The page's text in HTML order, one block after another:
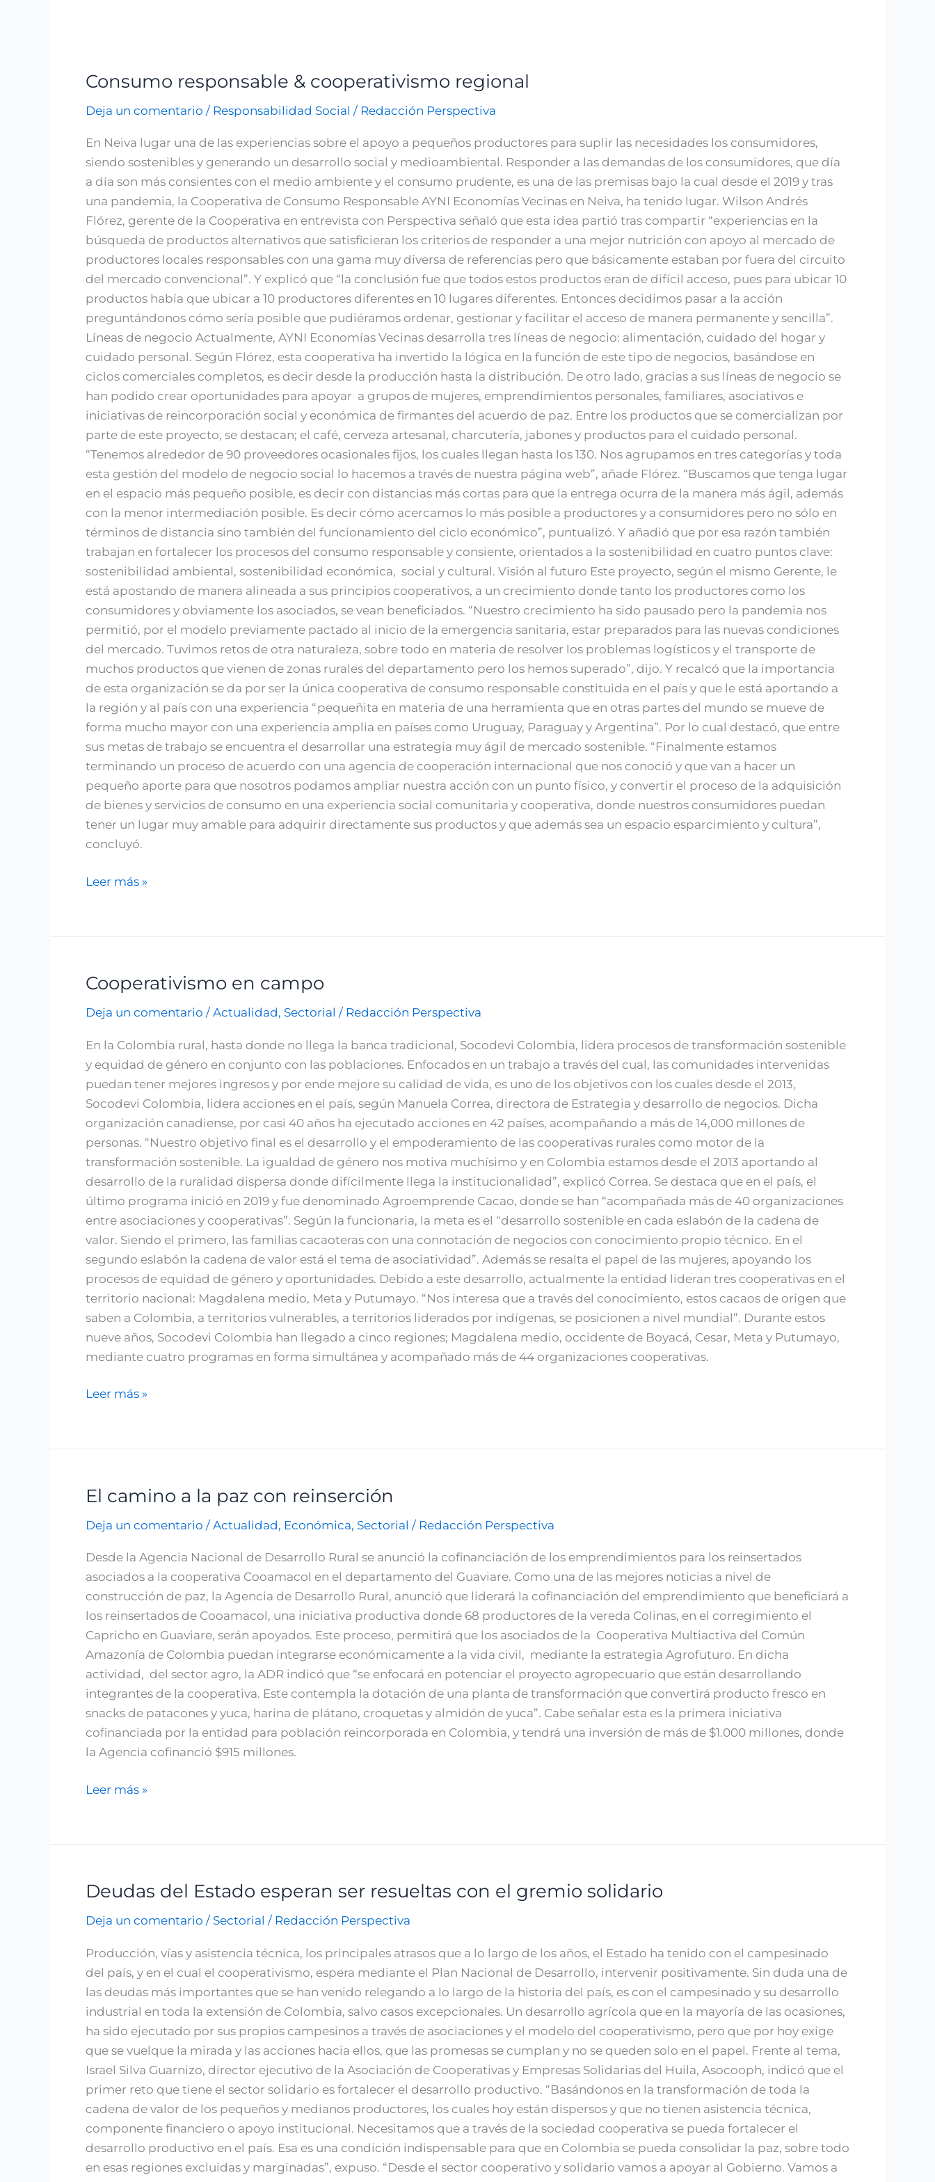
Consumo responsable & cooperativismo regional
Deja un comentario / Responsabilidad Social / Redacción Perspectiva
En Neiva lugar una de las experiencias sobre el apoyo a pequeños productores para suplir las necesidades los consumidores,
siendo sostenibles y generando un desarrollo social y medioambiental. Responder a las demandas de los consumidores, que día
a día son más consientes con el medio ambiente y el consumo prudente, es una de las premisas bajo la cual desde el 2019 y tras
una pandemia, la Cooperativa de Consumo Responsable AYNI Economías Vecinas en Neiva, ha tenido lugar. Wilson Andrés
Flórez, gerente de la Cooperativa en entrevista con Perspectiva señaló que esta idea partió tras compartir “experiencias en la
búsqueda de productos alternativos que satisficieran los criterios de responder a una mejor nutrición con apoyo al mercado de
productores locales responsables con una gama muy diversa de referencias pero que básicamente estaban por fuera del circuito
del mercado convencional”. Y explicó que “la conclusión fue que todos estos productos eran de difícil acceso, pues para ubicar 10
productos había que ubicar a 10 productores diferentes en 10 lugares diferentes. Entonces decidimos pasar a la acción
preguntándonos cómo sería posible que pudiéramos ordenar, gestionar y facilitar el acceso de manera permanente y sencilla”.
Líneas de negocio Actualmente, AYNI Economías Vecinas desarrolla tres líneas de negocio: alimentación, cuidado del hogar y
cuidado personal. Según Flórez, esta cooperativa ha invertido la lógica en la función de este tipo de negocios, basándose en
ciclos comerciales completos, es decir desde la producción hasta la distribución. De otro lado, gracias a sus líneas de negocio se
han podido crear oportunidades para apoyar a grupos de mujeres, emprendimientos personales, familiares, asociativos e
iniciativas de reincorporación social y económica de firmantes del acuerdo de paz. Entre los productos que se comercializan por
parte de este proyecto, se destacan; el café, cerveza artesanal, charcutería, jabones y productos para el cuidado personal.
“Tenemos alrededor de 90 proveedores ocasionales fijos, los cuales llegan hasta los 130. Nos agrupamos en tres categorías y toda
esta gestión del modelo de negocio social lo hacemos a través de nuestra página web”, añade Flórez. “Buscamos que tenga lugar
en el espacio más pequeño posible, es decir con distancias más cortas para que la entrega ocurra de la manera más ágil, además
con la menor intermediación posible. Es decir cómo acercamos lo más posible a productores y a consumidores pero no sólo en
términos de distancia sino también del funcionamiento del ciclo económico”, puntualizó. Y añadió que por esa razón también
trabajan en fortalecer los procesos del consumo responsable y consiente, orientados a la sostenibilidad en cuatro puntos clave:
sostenibilidad ambiental, sostenibilidad económica, social y cultural. Visión al futuro Este proyecto, según el mismo Gerente, le
está apostando de manera alineada a sus principios cooperativos, a un crecimiento donde tanto los productores como los
consumidores y obviamente los asociados, se vean beneficiados. “Nuestro crecimiento ha sido pausado pero la pandemia nos
permitió, por el modelo previamente pactado al inicio de la emergencia sanitaria, estar preparados para las nuevas condiciones
del mercado. Tuvimos retos de otra naturaleza, sobre todo en materia de resolver los problemas logísticos y el transporte de
muchos productos que vienen de zonas rurales del departamento pero los hemos superado”, dijo. Y recalcó que la importancia
de esta organización se da por ser la única cooperativa de consumo responsable constituida en el país y que le está aportando a
la región y al país con una experiencia “pequeñita en materia de una herramienta que en otras partes del mundo se mueve de
forma mucho mayor con una experiencia amplia en países como Uruguay, Paraguay y Argentina”. Por lo cual destacó, que entre
sus metas de trabajo se encuentra el desarrollar una estrategia muy ágil de mercado sostenible. “Finalmente estamos
terminando un proceso de acuerdo con una agencia de cooperación internacional que nos conoció y que van a hacer un
pequeño aporte para que nosotros podamos ampliar nuestra acción con un punto físico, y convertir el proceso de la adquisición
de bienes y servicios de consumo en una experiencia social comunitaria y cooperativa, donde nuestros consumidores puedan
tener un lugar muy amable para adquirir directamente sus productos y que además sea un espacio esparcimiento y cultura”,
concluyó.
Consumo
&
cooperativismo
regional
Leer más »
Cooperativismo en campo
Deja un comentario / Actualidad, Sectorial / Redacción Perspectiva
En la Colombia rural, hasta donde no llega la banca tradicional, Socodevi Colombia, lidera procesos de transformación sostenible
y equidad de género en conjunto con las poblaciones. Enfocados en un trabajo a través del cual, las comunidades intervenidas
puedan tener mejores ingresos y por ende mejore su calidad de vida, es uno de los objetivos con los cuales desde el 2013,
Socodevi Colombia, lidera acciones en el país, según Manuela Correa, directora de Estrategia y desarrollo de negocios. Dicha
organización canadiense, por casi 40 años ha ejecutado acciones en 42 países, acompañando a más de 14,000 millones de
personas. “Nuestro objetivo final es el desarrollo y el empoderamiento de las cooperativas rurales como motor de la
transformación sostenible. La igualdad de género nos motiva muchísimo y en Colombia estamos desde el 2013 aportando al
desarrollo de la ruralidad dispersa donde difícilmente llega la institucionalidad”, explicó Correa. Se destaca que en el país, el
último programa inició en 2019 y fue denominado Agroemprende Cacao, donde se han “acompañada más de 40 organizaciones
entre asociaciones y cooperativas”. Según la funcionaria, la meta es el “desarrollo sostenible en cada eslabón de la cadena de
valor. Siendo el primero, las familias cacaoteras con una connotación de negocios con conocimiento propio técnico. En el
segundo eslabón la cadena de valor está el tema de asociatividad”. Además se resalta el papel de las mujeres, apoyando los
procesos de equidad de género y oportunidades. Debido a este desarrollo, actualmente la entidad lideran tres cooperativas en el
territorio nacional: Magdalena medio, Meta y Putumayo. “Nos interesa que a través del conocimiento, estos cacaos de origen que
saben a Colombia, a territorios vulnerables, a territorios liderados por indígenas, se posicionen a nivel mundial”. Durante estos
nueve años, Socodevi Colombia han llegado a cinco regiones; Magdalena medio, occidente de Boyacá, Cesar, Meta y Putumayo,
mediante cuatro programas en forma simultánea y acompañado más de 44 organizaciones cooperativas.
Cooperativismo
campo
Leer más »
El camino a la paz con reinserción
Deja un comentario / Actualidad, Económica, Sectorial / Redacción Perspectiva
Desde la Agencia Nacional de Desarrollo Rural se anunció la cofinanciación de los emprendimientos para los reinsertados
asociados a la cooperativa Cooamacol en el departamento del Guaviare. Como una de las mejores noticias a nivel de
construcción de paz, la Agencia de Desarrollo Rural, anunció que liderará la cofinanciación del emprendimiento que beneficiará a
los reinsertados de Cooamacol, una iniciativa productiva donde 68 productores de la vereda Colinas, en el corregimiento el
Capricho en Guaviare, serán apoyados. Este proceso, permitirá que los asociados de la Cooperativa Multiactiva del Común
Amazonía de Colombia puedan integrarse económicamente a la vida civil, mediante la estrategia Agrofuturo. En dicha
actividad, del sector agro, la ADR indicó que “se enfocará en potenciar el proyecto agropecuario que están desarrollando
integrantes de la cooperativa. Este contempla la dotación de una planta de transformación que convertirá producto fresco en
snacks de patacones y yuca, harina de plátano, croquetas y almidón de yuca”. Cabe señalar esta es la primera iniciativa
cofinanciada por la entidad para población reincorporada en Colombia, y tendrá una inversión de más de $1.000 millones, donde
la Agencia cofinanció $915 millones.
El
a
la
paz
con
reinserción
Leer más »
Deudas del Estado esperan ser resueltas con el gremio solidario
Deja un comentario / Sectorial / Redacción Perspectiva
Producción, vías y asistencia técnica, los principales atrasos que a lo largo de los años, el Estado ha tenido con el campesinado
del país, y en el cual el cooperativismo, espera mediante el Plan Nacional de Desarrollo, intervenir positivamente. Sin duda una de
las deudas más importantes que se han venido relegando a lo largo de la historia del país, es con el campesinado y su desarrollo
industrial en toda la extensión de Colombia, salvo casos excepcionales. Un desarrollo agrícola que en la mayoría de las ocasiones,
ha sido ejecutado por sus propios campesinos a través de asociaciones y el modelo del cooperativismo, pero que por hoy exige
que se vuelque la mirada y las acciones hacia ellos, que las promesas se cumplan y no se queden solo en el papel. Frente al tema,
Israel Silva Guarnizo, director ejecutivo de la Asociación de Cooperativas y Empresas Solidarias del Huila, Asocooph, indicó que el
primer reto que tiene el sector solidario es fortalecer el desarrollo productivo. “Basándonos en la transformación de toda la
cadena de valor de los pequeños y medianos productores, los cuales hoy están dispersos y que no tienen asistencia técnica,
componente financiero o apoyo institucional. Necesitamos que a través de la sociedad cooperativa se pueda fortalecer el
desarrollo productivo en el país. Esa es una condición indispensable para que en Colombia se pueda consolidar la paz, sobre todo
en esas regiones excluidas y marginadas”, expuso. “Desde el sector cooperativo y solidario vamos a apoyar al Gobierno. Vamos a
Deudas
Estado
esperan
ser
resueltas
con
el
gremio
solidario